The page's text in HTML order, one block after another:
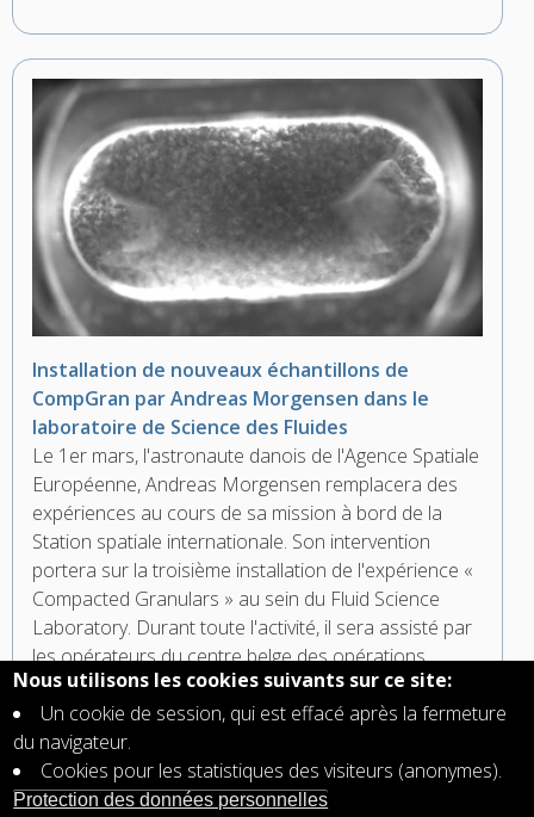
Installation de nouveaux échantillons de
CompGran par Andreas Morgensen dans le
laboratoire de Science des Fluides
Le 1er mars, l'astronaute danois de l'Agence Spatiale
Européenne, Andreas Morgensen remplacera des
expériences au cours de sa mission à bord de la
Station spatiale internationale. Son intervention
portera sur la troisième installation de l'expérience «
Compacted Granulars » au sein du Fluid Science
Laboratory. Durant toute l'activité, il sera assisté par
les opérateurs du centre belge des opérations
spatiales, B.USOC.
Pagination First
« First Previous
‹ Previous
Nous utilisons les cookies suivants sur ce site:
Un cookie de session, qui est effacé après la fermeture
du navigateur.
Cookies pour les statistiques des visiteurs (anonymes).
Protection des données personnelles